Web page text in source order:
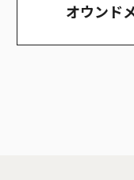
オウンド